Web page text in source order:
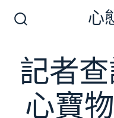
切
換
開
心
記者
心寶